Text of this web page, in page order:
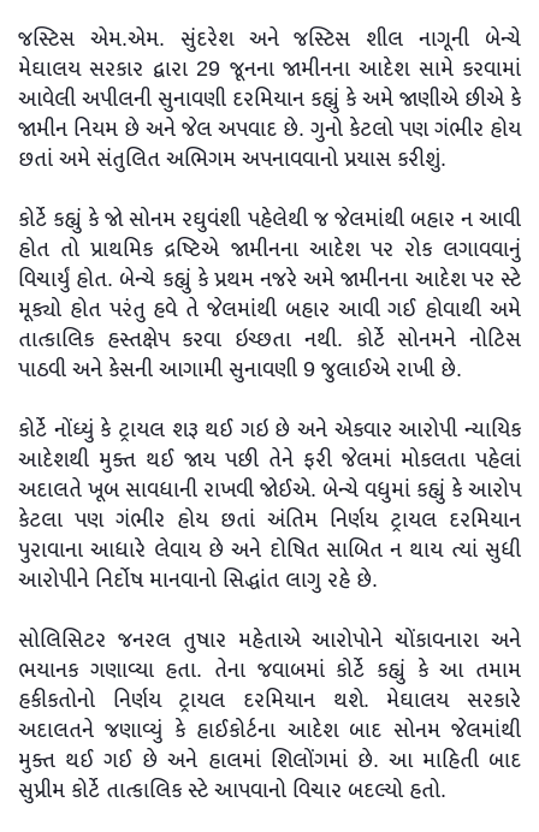
જસ્ટિસ એમ.એમ. સુંદરેશ અને જસ્ટિસ શીલ નાગૂની બેન્ચે
મેઘાલય સરકાર દ્વારા 29 જૂનના જામીનના આદેશ સામે કરવામાં
આવેલી અપીલની સુનાવણી દરમિયાન કહ્યું કે અમે જાણીએ છીએ કે
જામીન નિયમ છે અને જેલ અપવાદ છે. ગુનો કેટલો પણ ગંભીર હોય
છતાં અમે સંતુલિત અભિગમ અપનાવવાનો પ્રયાસ કરીશું.
કોર્ટે કહ્યું કે જો સોનમ રઘુવંશી પહેલેથી જ જેલમાંથી બહાર ન આવી
હોત તો પ્રાથમિક દ્રષ્ટિએ જામીનના આદેશ પર રોક લગાવવાનું
વિચાર્યું હોત. બેન્ચે કહ્યું કે પ્રથમ નજરે અમે જામીનના આદેશ પર સ્ટે
મૂક્યો હોત પરંતુ હવે તે જેલમાંથી બહાર આવી ગઈ હોવાથી અમે
તાત્કાલિક હસ્તક્ષેપ કરવા ઇચ્છતા નથી. કોર્ટે સોનમને નોટિસ
પાઠવી અને કેસની આગામી સુનાવણી 9 જુલાઈએ રાખી છે.
કોર્ટે નોંધ્યું કે ટ્રાયલ શરૂ થઈ ગઇ છે અને એકવાર આરોપી ન્યાયિક
આદેશથી મુક્ત થઈ જાય પછી તેને ફરી જેલમાં મોકલતા પહેલાં
અદાલતે ખૂબ સાવધાની રાખવી જોઈએ. બેન્ચે વધુમાં કહ્યું કે આરોપ
કેટલા પણ ગંભીર હોય છતાં અંતિમ નિર્ણય ટ્રાયલ દરમિયાન
પુરાવાના આધારે લેવાય છે અને દોષિત સાબિત ન થાય ત્યાં સુધી
આરોપીને નિર્દોષ માનવાનો સિદ્ધાંત લાગુ રહે છે.
સોલિસિટર જનરલ તુષાર મહેતાએ આરોપોને ચોંકાવનારા અને
ભયાનક ગણાવ્યા હતા. તેના જવાબમાં કોર્ટે કહ્યું કે આ તમામ
હકીકતોનો નિર્ણય ટ્રાયલ દરમિયાન થશે. મેઘાલય સરકારે
અદાલતને જણાવ્યું કે હાઈકોર્ટના આદેશ બાદ સોનમ જેલમાંથી
મુક્ત થઈ ગઈ છે અને હાલમાં શિલોંગમાં છે. આ માહિતી બાદ
સુપ્રીમ કોર્ટે તાત્કાલિક સ્ટે આપવાનો વિચાર બદલ્યો હતો.